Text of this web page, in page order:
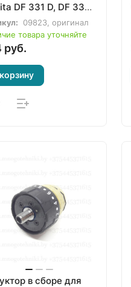
DF 331 D, DF 330
1, 123503-
3)
09823, оригинал
товара уточняйте
руб.
в сборе для